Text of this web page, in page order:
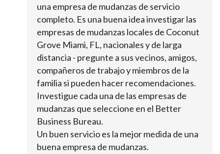
una empresa de mudanzas de servicio
completo. Es una buena idea investigar las
empresas de mudanzas locales de Coconut
Grove Miami, FL, nacionales y de larga
distancia - pregunte a sus vecinos, amigos,
compañeros de trabajo y miembros de la
familia si pueden hacer recomendaciones.
Investigue cada una de las empresas de
mudanzas que seleccione en el Better
Business Bureau.
Un buen servicio es la mejor medida de una
buena empresa de mudanzas.